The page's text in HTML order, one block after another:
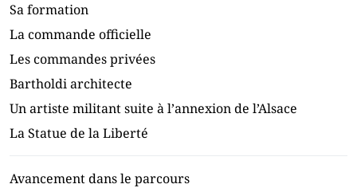
Sa formation
La commande officielle
Les commandes privées
Bartholdi architecte
Un artiste militant suite à l’annexion de l’Alsace
La Statue de la Liberté
Avancement dans le parcours